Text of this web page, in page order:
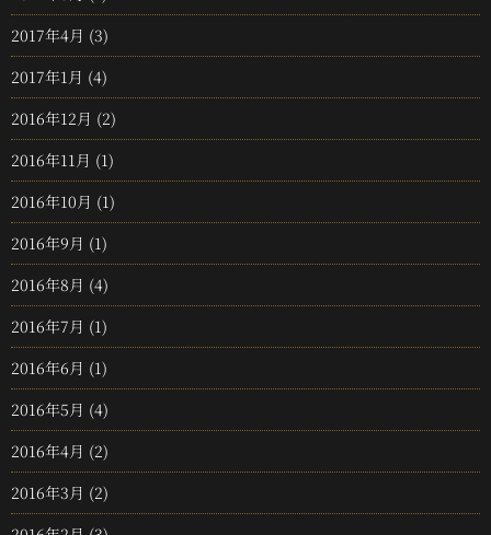
2017年4月 (3)
2017年1月 (4)
2016年12月 (2)
2016年11月 (1)
2016年10月 (1)
2016年9月 (1)
2016年8月 (4)
2016年7月 (1)
2016年6月 (1)
2016年5月 (4)
2016年4月 (2)
2016年3月 (2)